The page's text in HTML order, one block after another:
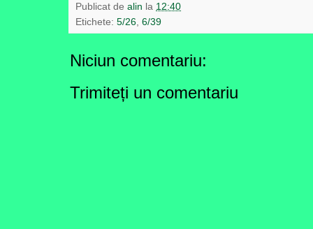
Publicat de alin la 12:40
Etichete: 5/26 6/39
Niciun comentariu:
Trimiteți un comentariu